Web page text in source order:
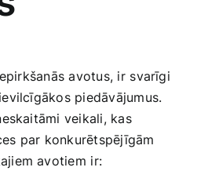
avotus, ir⁤ svarīgi
piedāvājumus.
veikali, kas
par konkurētspējīgām
‍avotiem⁢ ir: